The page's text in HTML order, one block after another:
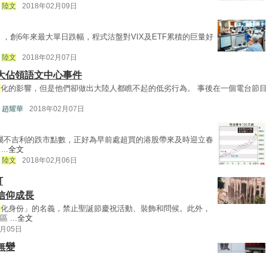
陸文 2018年02月09日
創6年來最大單日跌幅，程式沽盤對VIX及ETF累積的巨量好
陸文 2018年02月07日
佔領語文中心事件
化的影響，但是他們卻做出大陸人都瞧不起的低劣行為。 事後在一個電台節目
趙耀華 2018年02月07日
不吉利的跌市點數，正好為早前處超買的港股帶來及時迎立春
全文
陸文 2018年02月06日
仰成長
化身份」的名義，禁止聖誕節慶祝活動、裝飾和問候。此外，
...全文
05日
變